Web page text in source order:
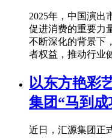
2025年，中国演出
促进消费的重要力
不断深化的背景下
者权益，推动行业
以东方艳彩
集团“马到
近日，汇源集团正